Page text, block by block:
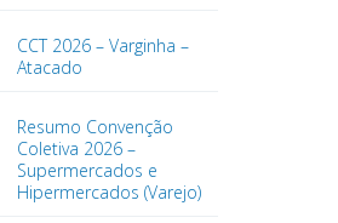
CCT 2026 – Varginha –
Atacado
Resumo Convenção
Coletiva 2026 –
Supermercados e
Hipermercados (Varejo)